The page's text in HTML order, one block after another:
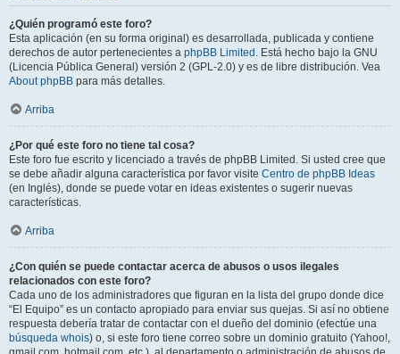
¿Quién programó este foro?
Esta aplicación (en su forma original) es desarrollada, publicada y contiene
derechos de autor pertenecientes a phpBB Limited . Está hecho bajo la GNU
(Licencia Pública General) versión 2 (GPL-2.0) y es de libre distribución. Vea
About phpBB para más detalles.
Arriba
¿Por qué este foro no tiene tal cosa?
Este foro fue escrito y licenciado a través de phpBB Limited. Si usted cree que
se debe añadir alguna característica por favor visite Centro de phpBB Ideas
(en Inglés), donde se puede votar en ideas existentes o sugerir nuevas
características.
Arriba
¿Con quién se puede contactar acerca de abusos o usos ilegales
relacionados con este foro?
Cada uno de los administradores que figuran en la lista del grupo donde dice
“El Equipo” es un contacto apropiado para enviar sus quejas. Si así no obtiene
respuesta debería tratar de contactar con el dueño del dominio (efectúe una
búsqueda whois) o, si este foro tiene correo sobre un dominio gratuito (Yahoo!,